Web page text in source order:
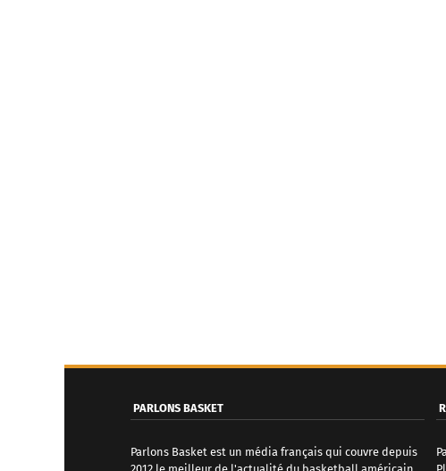
PARLONS BASKET
Parlons Basket est un média français qui couvre depuis